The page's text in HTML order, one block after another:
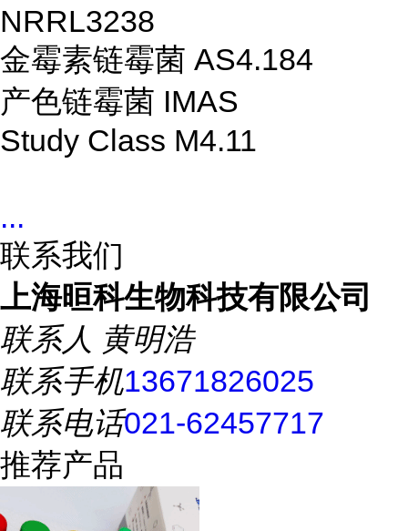
NRRL3238
金霉素链霉菌 AS4.184
产色链霉菌 IMAS
Study Class M4.11
...
联系我们
上海晅科生物科技有限公司
联系人 黄明浩
联系手机13671826025
联系电话021-62457717
推荐产品